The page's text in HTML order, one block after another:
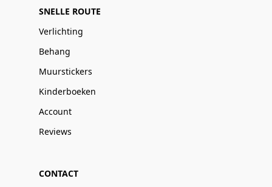
SNELLE ROUTE
Verlichting
Behang
Muurstickers
Kinderboeken
Account
Reviews
CONTACT